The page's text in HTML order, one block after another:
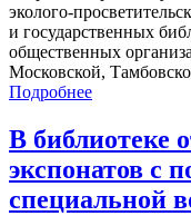
эколого-
и государственных
общественных
Московской,
Подробнее
В библиотеке
экспонатов с
специальной